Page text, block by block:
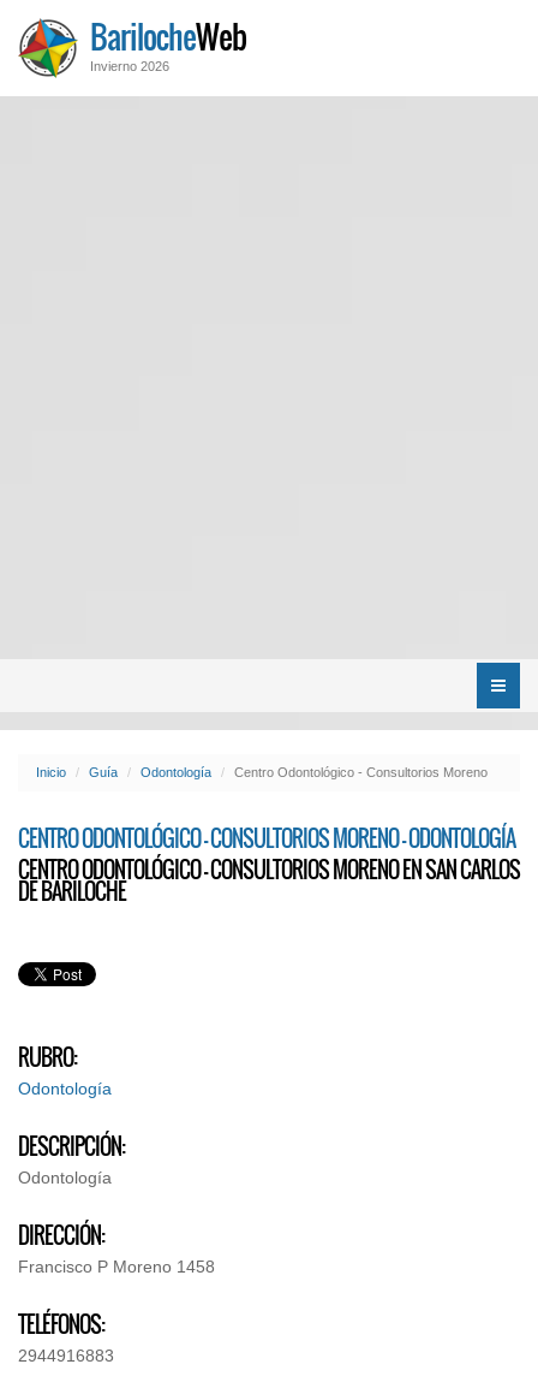
BarilocheWeb
Invierno 2026
Menú
Inicio Guía Odontología Centro Odontológico - Consultorios Moreno
CENTRO ODONTOLÓGICO - CONSULTORIOS MORENO - ODONTOLOGÍA
CENTRO ODONTOLÓGICO - CONSULTORIOS MORENO EN SAN CARLOS
DE BARILOCHE
RUBRO:
Odontología
DESCRIPCIÓN:
Odontología
DIRECCIÓN:
Francisco P Moreno 1458
TELÉFONOS:
2944916883